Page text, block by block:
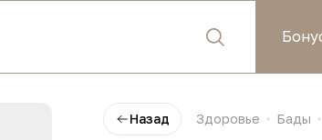
Назад Здоровье Бады